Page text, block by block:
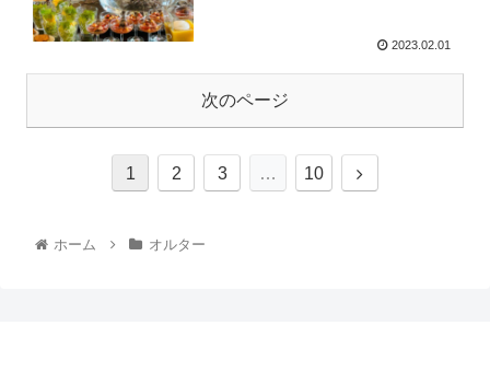
2023.02.01
次のページ
1 2 3 … 10
ホーム オルター